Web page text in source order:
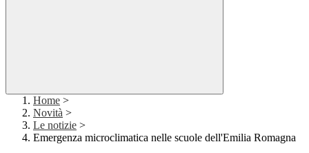
Home >
Novità >
Le notizie >
Emergenza microclimatica nelle scuole dell'Emilia Romagna